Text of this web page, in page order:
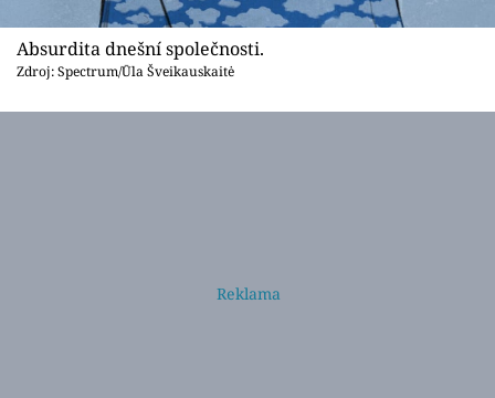
Absurdita dnešní společnosti.
Zdroj: Spectrum/Ūla Šveikauskaitė